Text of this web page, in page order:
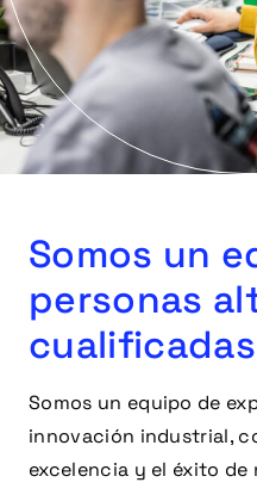
Somos un
personas
cualificadas
Somos un equipo de
innovación industrial,
excelencia y el éxito